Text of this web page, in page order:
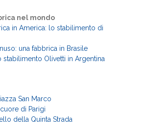
nel mondo
in America: lo stabilimento di
una fabbrica in Brasile
stabilimento Olivetti in Argentina
San Marco
di Parigi
della Quinta Strada